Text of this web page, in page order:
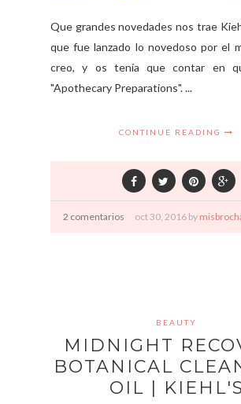
Que grandes novedades nos trae
que fue lanzado lo novedoso por el
creo, y os tenía que contar en
"Apothecary Preparations". ...
CONTINUE READING
2 comentarios oct30, 2016 by
BEAUTY
MIDNIGHT
BOTANICAL
OIL | KIEHL'S